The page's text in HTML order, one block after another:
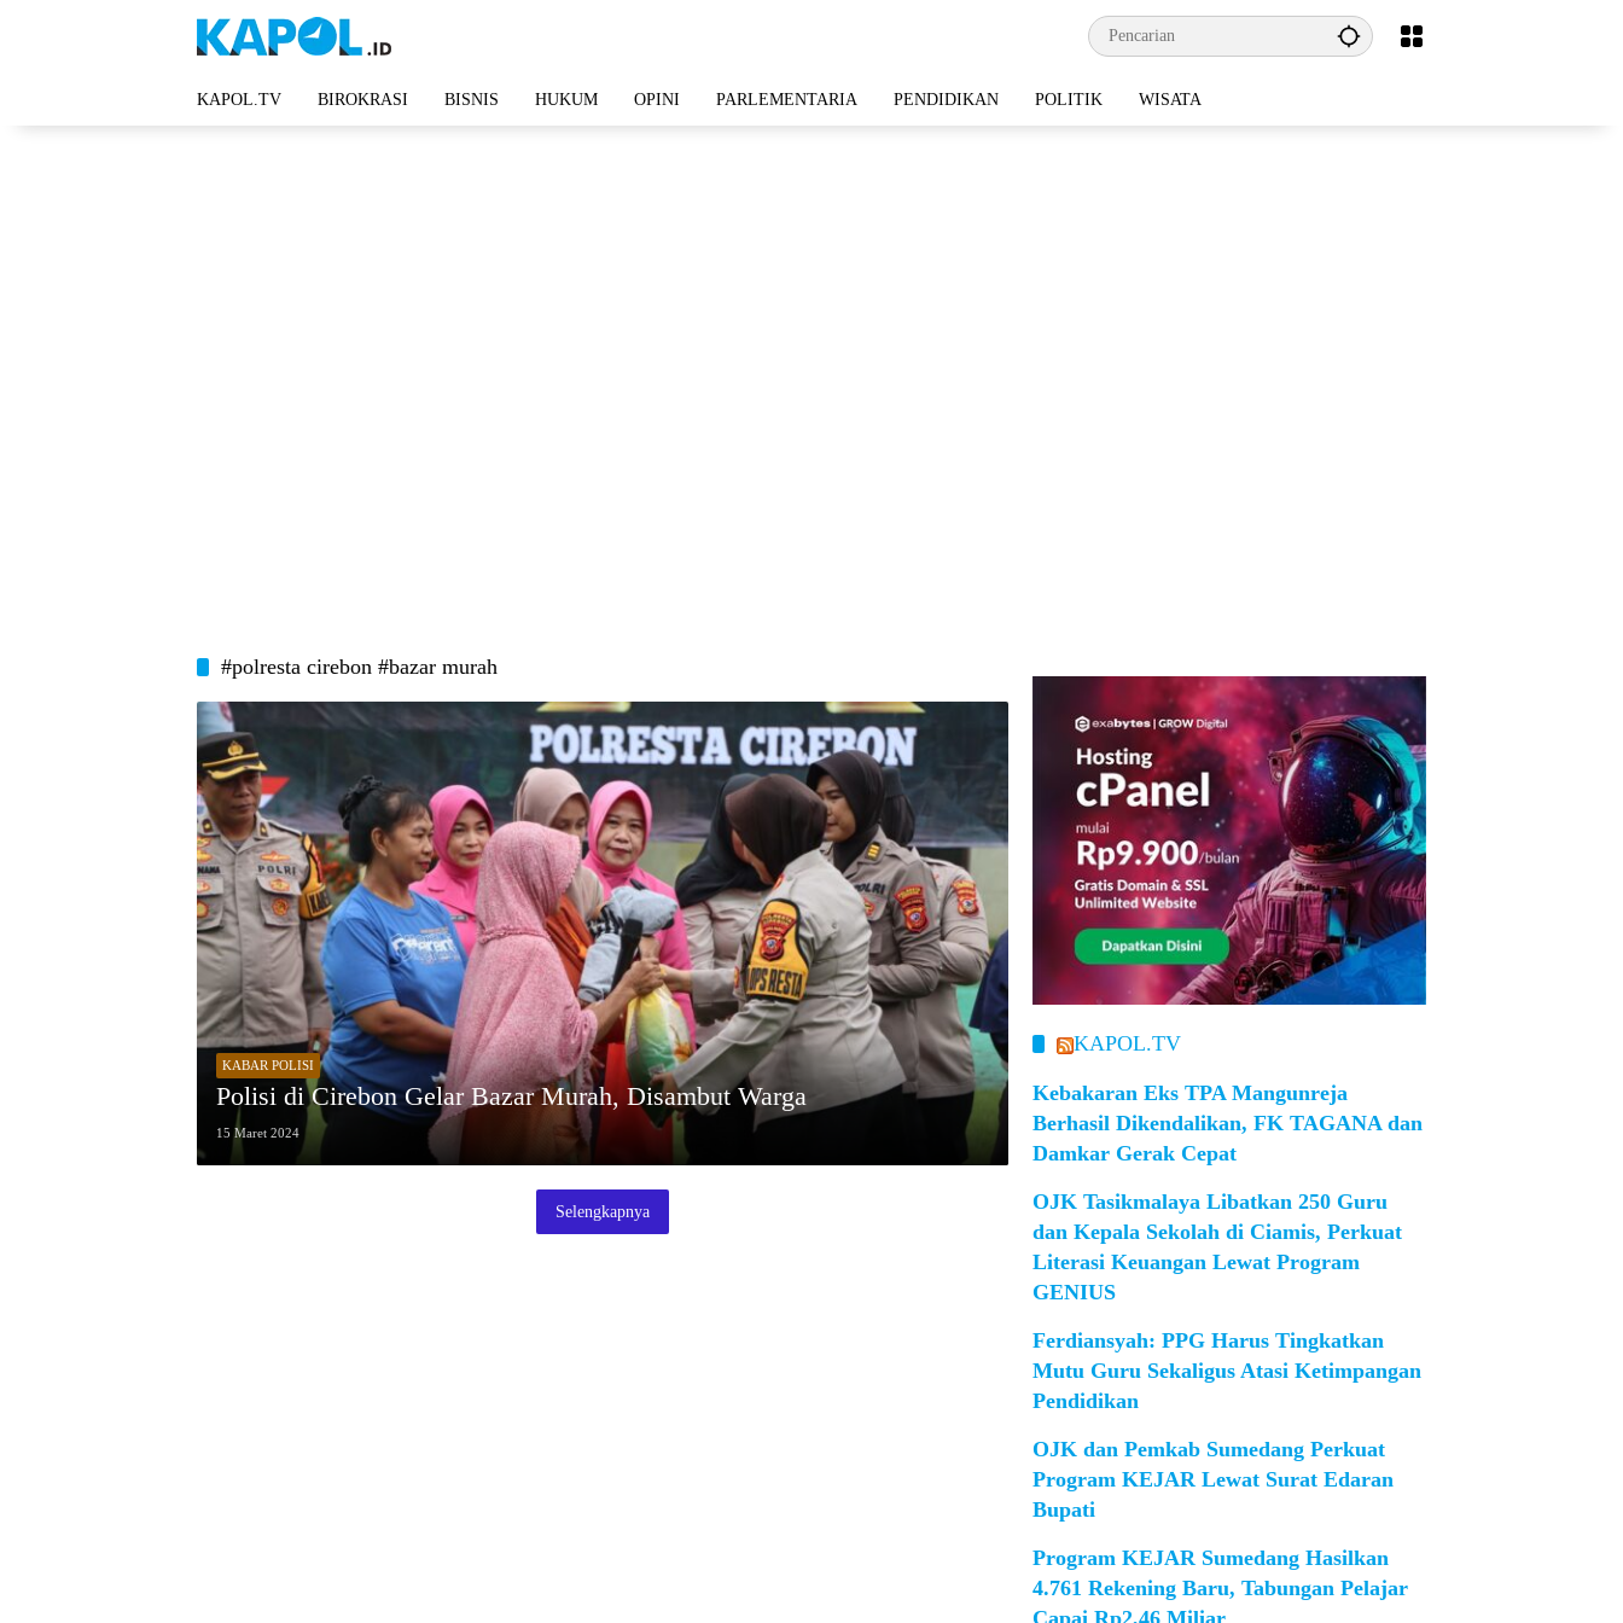
KAPOL.TV BIROKRASI BISNIS HUKUM OPINI PARLEMENTARIA PENDIDIKAN POLITIK WISATA
#polresta cirebon #bazar murah
KABAR POLISI
Polisi di Cirebon Gelar Bazar Murah, Disambut Warga
15 Maret 2024
Selengkapnya
KAPOL.TV
Kebakaran Eks TPA Mangunreja
Berhasil Dikendalikan, FK TAGANA dan
Damkar Gerak Cepat
OJK Tasikmalaya Libatkan 250 Guru
dan Kepala Sekolah di Ciamis, Perkuat
Literasi Keuangan Lewat Program
GENIUS
Ferdiansyah: PPG Harus Tingkatkan
Mutu Guru Sekaligus Atasi Ketimpangan
Pendidikan
OJK dan Pemkab Sumedang Perkuat
Program KEJAR Lewat Surat Edaran
Bupati
Program KEJAR Sumedang Hasilkan
4.761 Rekening Baru, Tabungan Pelajar
Capai Rp2,46 Miliar